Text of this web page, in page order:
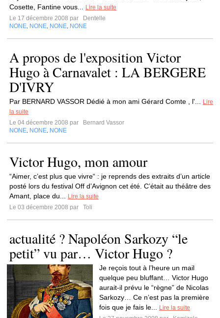
Cosette, Fantine vous...
Lire la suite
Le 17 décembre 2008 par
Dentelle
NONE NONE NONE NONE
A propos de l'exposition Victor
Hugo à Carnavalet : LA BERGERE
D'IVRY
Par BERNARD VASSOR Dédié à mon ami Gérard Comte , l'...
Lire
la suite
Le 04 décembre 2008 par
Bernard Vassor
NONE NONE NONE
Victor Hugo, mon amour
“Aimer, c’est plus que vivre“ : je reprends des extraits d’un article
posté lors du festival Off d’Avignon cet été. C’était au théâtre des
Amant, place du...
Lire la suite
Le 03 décembre 2008 par
Toli
actualité ? Napoléon Sarkozy “le
petit” vu par… Victor Hugo ?
Je reçois tout à l’heure un mail
quelque peu bluffant… Victor Hugo
aurait-il prévu le “règne” de Nicolas
Sarkozy… Ce n’est pas la première
fois que je fais le...
Lire la suite